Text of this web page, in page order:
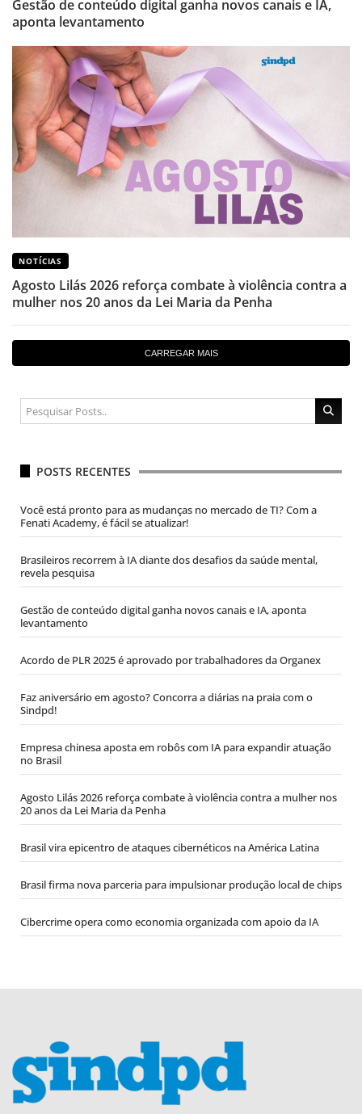
Gestão de conteúdo digital ganha novos canais e IA,
aponta levantamento
NOTÍCIAS
Agosto Lilás 2026 reforça combate à violência contra a
mulher nos 20 anos da Lei Maria da Penha
CARREGAR MAIS
POSTS RECENTES
Você está pronto para as mudanças no mercado de TI? Com a
Fenati Academy, é fácil se atualizar!
Brasileiros recorrem à IA diante dos desafios da saúde mental,
revela pesquisa
Gestão de conteúdo digital ganha novos canais e IA, aponta
levantamento
Acordo de PLR 2025 é aprovado por trabalhadores da Organex
Faz aniversário em agosto? Concorra a diárias na praia com o
Sindpd!
Empresa chinesa aposta em robôs com IA para expandir atuação
no Brasil
Agosto Lilás 2026 reforça combate à violência contra a mulher nos
20 anos da Lei Maria da Penha
Brasil vira epicentro de ataques cibernéticos na América Latina
Brasil firma nova parceria para impulsionar produção local de chips
Cibercrime opera como economia organizada com apoio da IA